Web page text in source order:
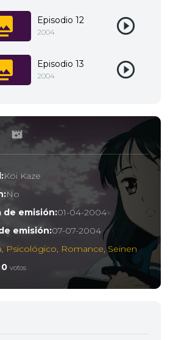
Episodio 12
2004
Episodio 13
2004
Koi Kaze
No
de emisión:01-04-2004
emisión:07-07-2004
, Psicológico, Romance,Seinen
0 votos